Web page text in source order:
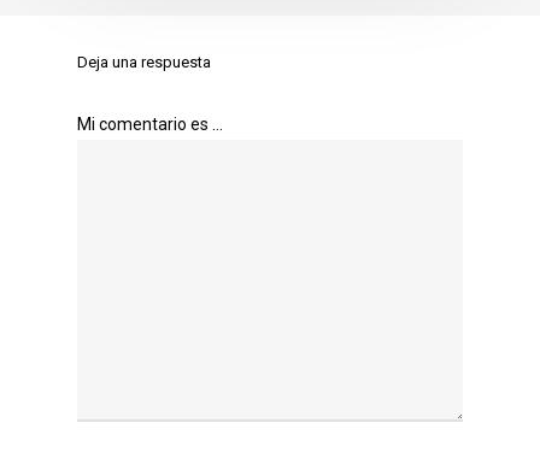
Deja una respuesta
Mi comentario es ...